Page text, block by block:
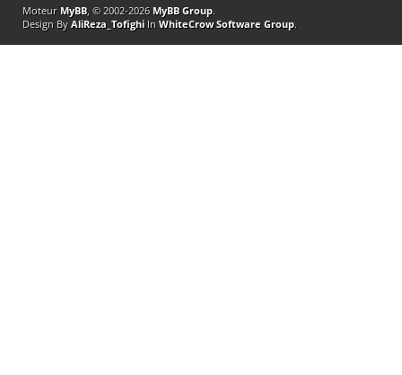
Moteur MyBB, © 2002-2026 MyBB Group.
Design By AliReza_TofighiIn WhiteCrow Software Group.